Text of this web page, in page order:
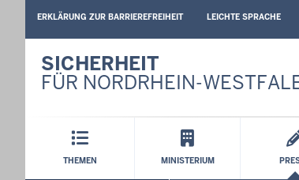
SPRACHEN
ERKLÄRUNG ZUR BARRIEREFREIHEIT LEICHTE SPRACHE
SICHERHEIT
FÜR NORDRHEIN-
Hauptmenü
THEMEN MINISTERIUM